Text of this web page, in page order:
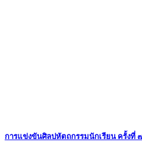
การแข่งขันศิลปหัตถกรรมนักเรียน ครั้งที่